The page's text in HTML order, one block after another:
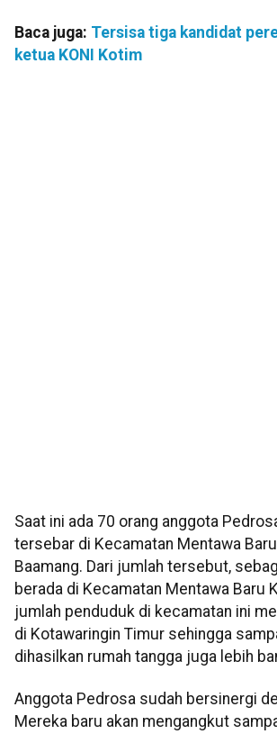
Baca juga: Tersisa tiga kandidat
ketua KONI Kotim
Saat ini ada 70 orang anggota
tersebar di Kecamatan Mentawa
Baamang. Dari jumlah tersebut,
berada di Kecamatan Mentawa Baru
jumlah penduduk di kecamatan ini
di Kotawaringin Timur sehingga
dihasilkan rumah tangga juga lebih
Anggota Pedrosa sudah bersinergi
Mereka baru akan mengangkut